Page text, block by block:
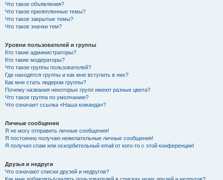
Что такое объявления?
Что такое прилепленные темы?
Что такое закрытые темы?
Что такое значки тем?
Уровни пользователей и группы
Кто такие администраторы?
Кто такие модераторы?
Что такое группы пользователей?
Где находятся группы и как мне вступить в них?
Как мне стать лидером группы?
Почему названия некоторых групп имеют разные цвета?
Что такое группа по умолчанию?
Что означает ссылка «Наша команда»?
Личные сообщения
Я не могу отправить личные сообщения!
Я постоянно получаю нежелательные личные сообщения!
Я получил спам или оскорбительный email от кого-то с этой конференции!
Друзья и недруги
Что означают списки друзей и недругов?